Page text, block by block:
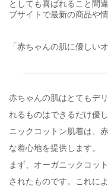
としても喜ばれること間
ブサイトで最新の商品や
「赤ちゃんの肌に優しい
赤ちゃんの肌はとてもデ
れるものはできるだけ優
ニックコットン肌着は、
な着心地を提供します。
まず、オーガニックコッ
されたものです。これに